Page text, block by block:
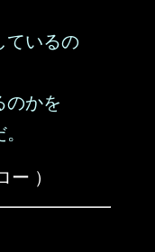
ているの
のかを
ー ）